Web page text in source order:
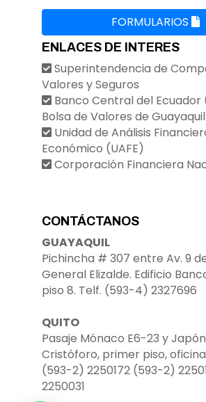
FORMULARIOS
ENLACES DE INTERES
Superintendencia de
Valores y Seguros
Banco Central del Ecuador
Bolsa de Valores de
Unidad de Análisis
Económico (UAFE)
Corporación Financiera
CONTÁCTANOS
GUAYAQUIL
Pichincha # 307 entre Av. 9
General Elizalde. Edificio
piso 8. Telf. (593-4) 2327696
QUITO
Pasaje Mónaco E6-23 y
Cristóforo, primer piso, oficina
(593-2) 2250172 (593-2)
2250031